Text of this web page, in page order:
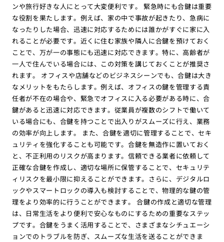
ンや旅行好きな人にとって大変便利です。 緊急時にも合鍵は重要
な役割を果たします。例えば、家の中で事故が起きたり、急病に
なったりした場合、迅速に対応するためには誰かがすぐに家に入
れることが必要です。近くに住む家族や隣人に合鍵を預けておく
ことで、万が一の事態にも迅速に対応できます。特に、高齢者が
一人で住んでいる場合には、この対策を講じておくことが推奨さ
れます。 オフィスや店舗などのビジネスシーンでも、合鍵は大き
なメリットをもたらします。例えば、オフィスの鍵を管理する責
任者が不在の場合や、緊急でオフィスに入る必要がある時に、合
鍵があると迅速に対応できます。従業員が複数のシフトで働いて
いる場合にも、合鍵を持つことで出入りがスムーズに行え、業務
の効率が向上します。 また、合鍵を適切に管理することで、セキ
ュリティを強化することも可能です。合鍵を無造作に置いておく
と、不正利用のリスクが高まります。信頼できる業者に依頼して
正確な合鍵を作成し、適切な場所に保管することで、セキュリテ
ィリスクを最小限に抑えることができます。さらに、デジタルロ
ックやスマートロックの導入も検討することで、物理的な鍵の管
理をより効率的に行うことができます。 合鍵の作成と適切な管理
は、日常生活をより便利で安心なものにするための重要なステッ
プです。合鍵をうまく活用することで、さまざまなシチュエーシ
ョンでのトラブルを防ぎ、スムーズな生活を送ることができま